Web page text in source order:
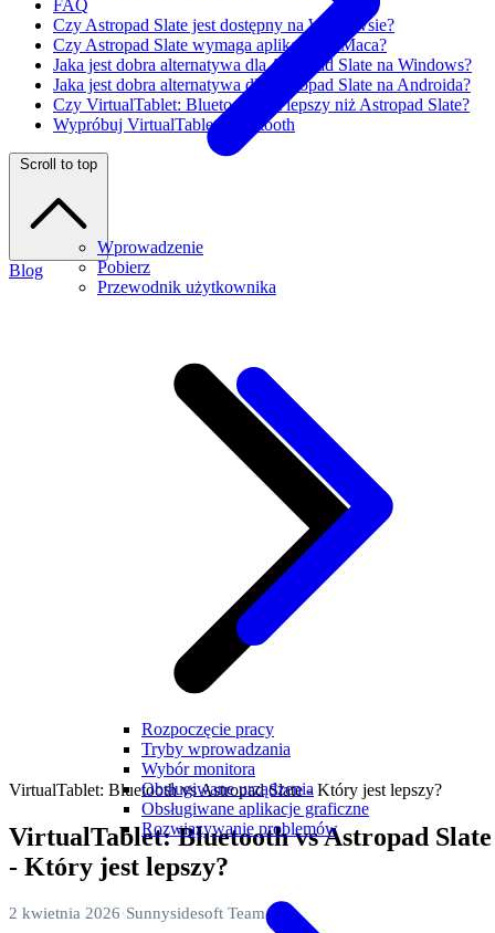
Wprowadzenie
Pobierz
Przewodnik użytkownika
Rozpoczęcie pracy
Tryby wprowadzania
Wybór monitora
Obsługiwane urządzenia
Obsługiwane aplikacje graficzne
Rozwiązywanie problemów
FAQ
Czy Astropad Slate jest dostępny na Windowsie?
Czy Astropad Slate wymaga aplikacji na Maca?
Jaka jest dobra alternatywa dla Astropad Slate na Windows?
Jaka jest dobra alternatywa dla Astropad Slate na Androida?
Czy VirtualTablet: Bluetooth jest lepszy niż Astropad Slate?
Wypróbuj VirtualTablet: Bluetooth
Scroll to top
Blog
VirtualTablet: Bluetooth vs Astropad Slate - Który jest lepszy?
VirtualTablet: Bluetooth vs Astropad Slate
- Który jest lepszy?
2 kwietnia 2026·Sunnysidesoft Team